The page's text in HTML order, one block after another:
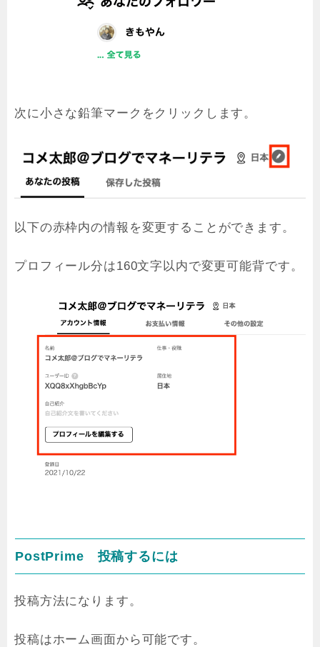
次に小さな鉛筆マークをクリックします。
以下の赤枠内の情報を変更することができます。
プロフィール分は160文字以内で変更可能背です。
PostPrime 投稿するには
投稿方法になります。
投稿はホーム画面から可能です。